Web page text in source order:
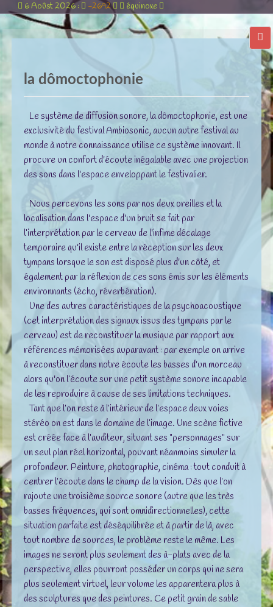
6 Aoûst 2026 : -2692 équinoxe
la dômoctophonie
Le système de diffusion sonore, la dômoctophonie, est une
exclusivité du festival Ambiosonic, aucun autre festival au
monde à notre connaissance utilise ce système innovant. Il
procure un confort d'écoute inégalable avec une projection
des sons dans l'espace enveloppant le festivalier.
Nous percevons les sons par nos deux oreilles et la
localisation dans l'espace d'un bruit se fait par
l’interprétation par le cerveau de l'infime décalage
temporaire qu'il existe entre la réception sur les deux
tympans lorsque le son est disposé plus d'un côté, et
également par la réflexion de ces sons émis sur les éléments
environnants (écho, réverbération).
Une des autres caractéristiques de la psychoacoustique
(cet interprétation des signaux issus des tympans par le
cerveau) est de reconstituer la musique par rapport aux
références mémorisées auparavant : par exemple on arrive
à reconstituer dans notre écoute les basses d'un morceau
alors qu'on l’écoute sur une petit système sonore incapable
de les reproduire à cause de ses limitations techniques.
Tant que l’on reste à l’intérieur de l’espace deux voies
stéréo on est dans le domaine de l’image. Une scène fictive
est créée face à l’auditeur, situant ses "personnages" sur
un seul plan réel horizontal, pouvant néanmoins simuler la
profondeur. Peinture, photographie, cinéma : tout conduit à
centrer l’écoute dans le champ de la vision. Dès que l’on
rajoute une troisième source sonore (autre que les très
basses fréquences, qui sont omnidirectionnelles), cette
situation parfaite est déséquilibrée et à partir de là, avec
tout nombre de sources, le problème reste le même. Les
images ne seront plus seulement des à-plats avec de la
perspective, elles pourront posséder un corps qui ne sera
plus seulement virtuel, leur volume les apparentera plus à
des sculptures que des peintures. Ce petit grain de sable